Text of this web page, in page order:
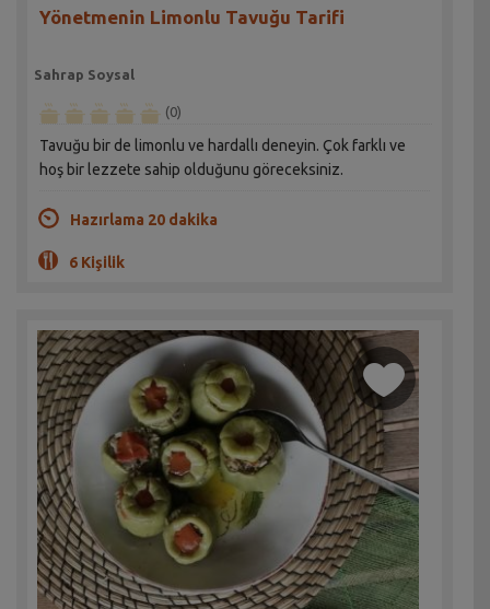
Yönetmenin Limonlu Tavuğu Tarifi
Sahrap Soysal
(0)
Tavuğu bir de limonlu ve hardallı deneyin. Çok farklı ve
hoş bir lezzete sahip olduğunu göreceksiniz.
Hazırlama 20 dakika
6 Kişilik